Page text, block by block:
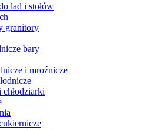
lad i stołów
granitory
bary
i mroźnicze
chłodziarki